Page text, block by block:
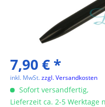
7,90 € *
inkl. MwSt.zzgl. Versandkosten
Sofort versandfertig,
Lieferzeit ca. 2-5 Werktage